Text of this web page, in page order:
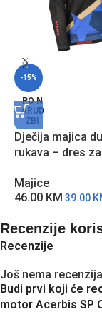
-15%
PO N
ARUD
ŽBI
Dječija majica
rukava – dres
PC
Majice
46.00KM39.00
Recenzije
Recenzije
Još nema
Budi prvi koji će
motor Acerbis SP